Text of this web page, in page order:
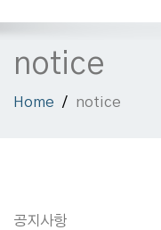
notice
Home notice
공지사항